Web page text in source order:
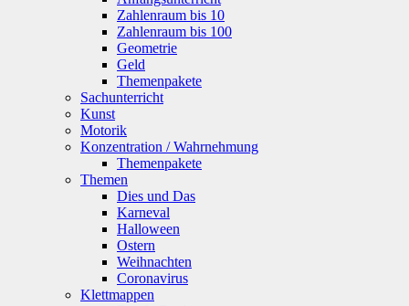
Zahlenraum bis 10
Zahlenraum bis 100
Geometrie
Geld
Themenpakete
Sachunterricht
Kunst
Motorik
Konzentration / Wahrnehmung
Themenpakete
Themen
Dies und Das
Karneval
Halloween
Ostern
Weihnachten
Coronavirus
Klettmappen